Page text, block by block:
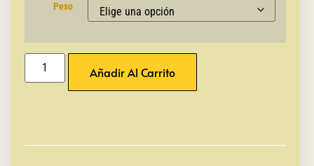
Peso
Añadir Al Carrito